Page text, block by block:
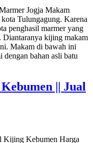
Jogja Makam
Tulungagung. Karena
penghasil marmer yang
Diantaranya kijing makam
Makam di bawah ini
dengan bahan asli batu
|| Jual
Kijing Kebumen Harga